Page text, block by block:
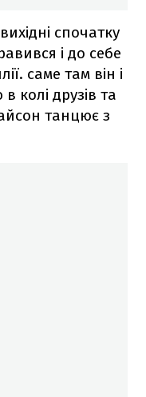
спочатку
і до себе
саме там він і
колі друзів та
танцює з